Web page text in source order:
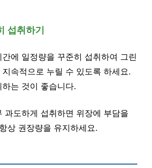
섭취하기
에 일정량을 꾸준히 섭취하여 그린
속적으로 누릴 수 있도록 하세요.
는 것이 좋습니다.
과도하게 섭취하면 위장에 부담을
상 권장량을 유지하세요.